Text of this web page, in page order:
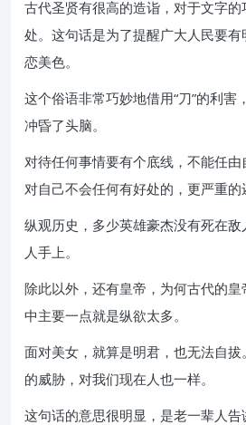
古代圣贤有很高的造诣，对于文字
处。这句话是为了提醒广大人民要
恋美色。
这个俗语非常巧妙地借用“刀”的利害
冲昏了头脑。
对待任何事情要有个底线，不能任
对自己不会任何有好处的，更严重的
纵观历史，多少英雄豪杰没有死在
人手上。
除此以外，还有皇帝，为何古代的
中主要一点就是纵欲太多。
面对美女，就算是明君，也无法自
的威胁，对我们现在人也一样。
这句话的意思很明显，是老一辈人告